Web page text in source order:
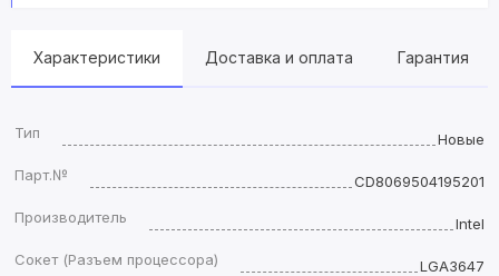
Характеристики Доставка и оплата Гарантия
Тип
Новые
Парт.№
CD8069504195201
Производитель
Intel
Сокет (Разъем процессора)
LGA3647